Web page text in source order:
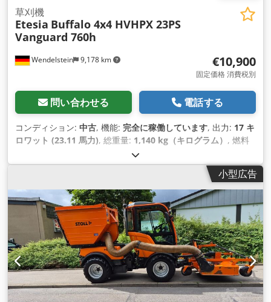
Wendelstein 9,178 km
草刈機
Etesia Buffalo 4x4 HVHPX 23PS
Vanguard 760h
€10,900
固定価格 消費税別
問い合わせる 電話する
コンディション: 中古, 機能: 完全に稼働しています, 出力: 17 キ
ロワット (23.11 馬力), 総重量: 1,140 kg（キログラム） , 燃料
, アクスル構成:
kg（キログラム）, 空車重量:636 kg（キログラム）, 燃料:レ
ハイドロスタティック, 製造年:
2016, 稼働時間:760 h, 装備:全輪駆動, 追加ヘッドライト,
小型広告